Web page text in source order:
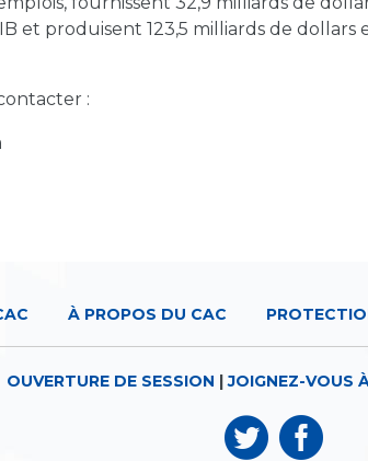
et produisent 123,5 milliards de dollars
:
À PROPOS DU CAC
OUVERTURE DE SESSION |JOIGNEZ-VOUS